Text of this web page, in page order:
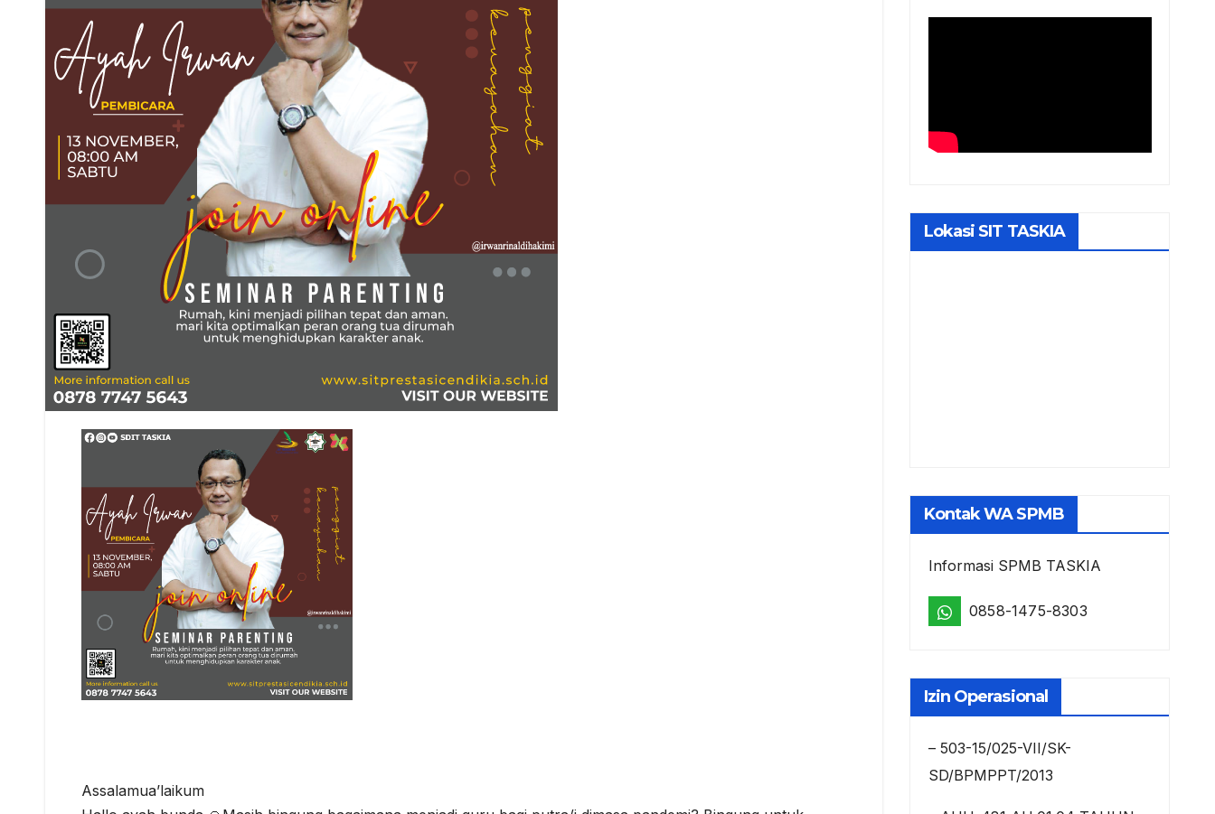
Assalamua’laikum
Lokasi SIT TASKIA
Kontak WA SPMB
Informasi SPMB TASKIA
0858-1475-8303
Izin Operasional
– 503-15/025-VII/SK-
SD/BPMPPT/2013